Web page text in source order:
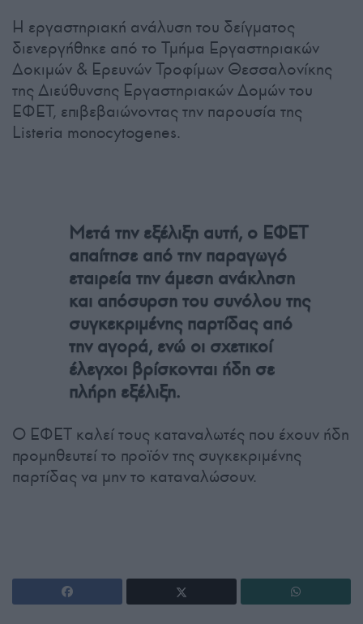
Η εργαστηριακή ανάλυση του δείγματος
διενεργήθηκε από το Τμήμα Εργαστηριακών
Δοκιμών & Ερευνών Τροφίμων Θεσσαλονίκης
της Διεύθυνσης Εργαστηριακών Δομών του
ΕΦΕΤ, επιβεβαιώνοντας την παρουσία της
Listeria monocytogenes.
Μετά την εξέλιξη αυτή, ο ΕΦΕΤ
απαίτησε από την παραγωγό
εταιρεία την άμεση ανάκληση
και απόσυρση του συνόλου της
συγκεκριμένης παρτίδας από
την αγορά, ενώ οι σχετικοί
έλεγχοι βρίσκονται ήδη σε
πλήρη εξέλιξη.
Ο ΕΦΕΤ καλεί τους καταναλωτές που έχουν ήδη
προμηθευτεί το προϊόν της συγκεκριμένης
παρτίδας να μην το καταναλώσουν.